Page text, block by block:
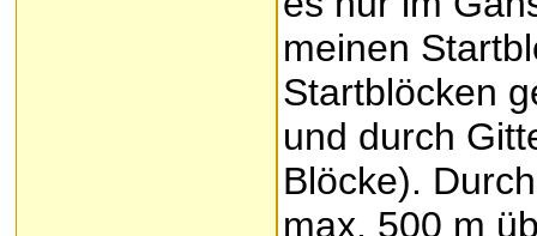
meinen
Startblöcken
und durch
Blöcke).
max. 500 m